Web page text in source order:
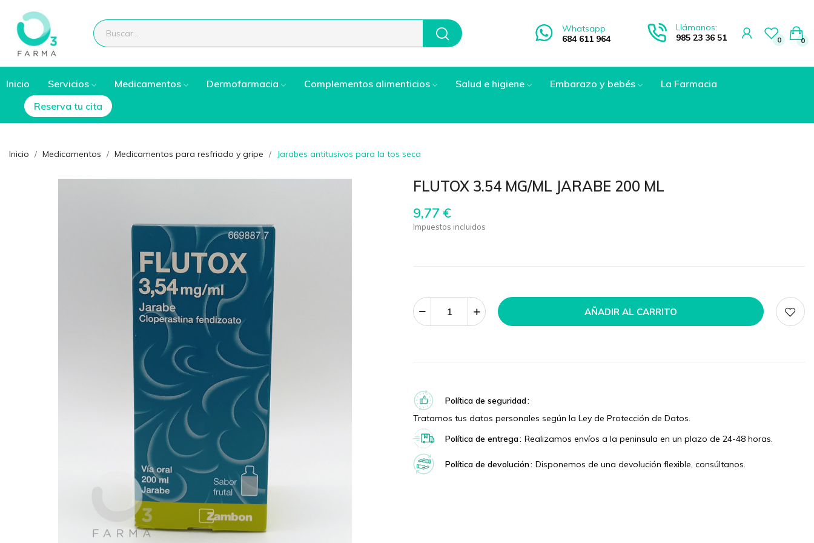
Whatsapp
684 611 964
Llámanos:
985 23 36 51
0 0
Inicio Servicios Medicamentos Dermofarmacia Complementos alimenticios Salud e higiene Embarazo y bebés
La Farmacia
Reserva tu cita
Inicio Medicamentos Medicamentos para resfriado y gripe Jarabes antitusivos para la tos seca
FLUTOX 3.54 MG/ML JARABE 200 ML
9,77 €
Impuestos incluidos
AÑADIR AL CARRITO
Política de seguridad
Tratamos tus datos personales según la Ley de Protección de Datos.
Política de entrega Realizamos envíos a la peninsula en un plazo de 24-48 horas.
Política de devolución Disponemos de una devolución flexible, consúltanos.